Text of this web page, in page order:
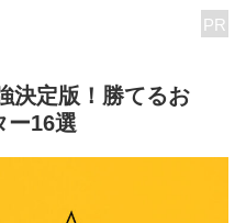
PR
決定版！勝てるお
ー16選